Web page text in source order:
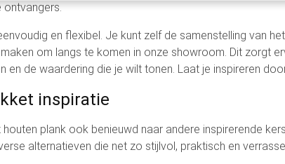
ontvangers.
en flexibel. Je kunt zelf de samenstelling van
om langs te komen in onze showroom. Dit zorgt
en de waardering die je wilt tonen. Laat je inspireren
inspiratie
plank ook benieuwd naar andere inspirerende
alternatieven die net zo stijlvol, praktisch en